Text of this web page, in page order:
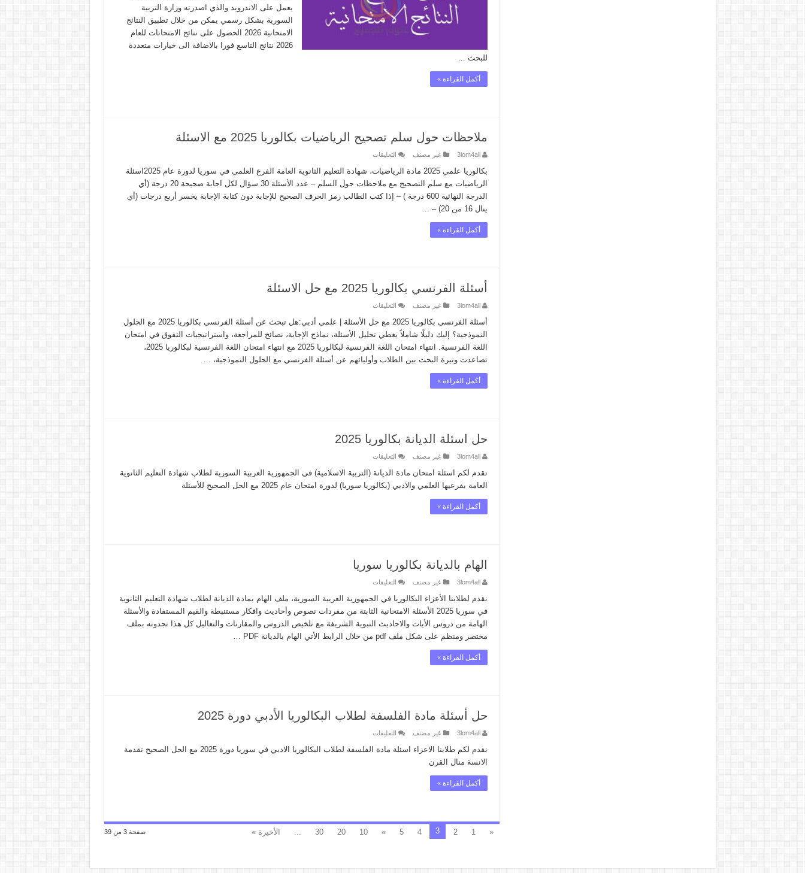
مغلقة
يعمل على الاندرويد والذي اصدرته وزارة التربية
السورية بشكل رسمي يمكن من خلال تطبيق النتائج
الامتحانية 2026 الحصول على نتائج الامتحانات للعام
2026 نتائج التاسع فورا بالاضافة الى خيارات متعددة
للبحث …
أكمل القراءة »
ملاحظات حول سلم تصحيح الرياضيات بكالوريا 2025 مع الاسئلة
3lom4all غير مصنف التعليقات
حول
تصحيح
الرياضيات
بكالوريا
بكالوريا علمي 2025 مادة الرياضيات، شهادة التعليم الثانوية العامة الفرع العلمي في سوريا لدورة عام 2025اسئلة
الرياضيات مع سلم التصحيح مع ملاحظات حول السلم – عدد الأسئلة 30 سؤال لكل اجابة صحيحة 20 درجة (أي
الدرجة النهائية 600 درجة ) – إذا كتب الطالب رمز الحرف الصحيح للإجابة دون كتابة الإجابة يخسر أربع درجات (أي
ينال 16 من 20) – …
أكمل القراءة »
أسئلة الفرنسي بكالوريا 2025 مع حل الاسئلة
3lom4all غير مصنف التعليقات
الفرنسي
بكالوريا
2025
مع
حل
الاسئلة
مغلقة
أسئلة الفرنسي بكالوريا 2025 مع حل الأسئلة | علمي أدبي:هل تبحث عن أسئلة الفرنسي بكالوريا 2025 مع الحلول
النموذجية؟ إليك دليلًا شاملاً يغطي تحليل الأسئلة، نماذج الإجابة، نصائح للمراجعة، واستراتيجيات التفوق في امتحان
اللغة الفرنسية. انتهاء امتحان اللغة الفرنسية لبكالوريا 2025 مع انتهاء امتحان اللغة الفرنسية لبكالوريا 2025،
تصاعدت وتيرة البحث بين الطلاب وأوليائهم عن أسئلة الفرنسي مع الحلول النموذجية، …
أكمل القراءة »
حل اسئلة الديانة بكالوريا 2025
3lom4all غير مصنف التعليقات
اسئلة
الديانة
بكالوريا
نقدم لكم اسئلة امتحان مادة الديانة (التربية الاسلامية) في الجمهورية العربية السورية لطلاب شهادة التعليم الثانوية
العامة بفرعيها العلمي والادبي (بكالوريا سوريا) لدورة امتحان عام 2025 مع الحل الصحيح للأسئلة
أكمل القراءة »
الهام بالديانة بكالوريا سوريا
3lom4all غير مصنف التعليقات
بالديانة
بكالوريا
سوريا
مغلقة
نقدم لطلابنا الأعزاء البكالوريا في الجمهورية العربية السورية، ملف الهام بمادة الديانة لطلاب شهادة التعليم الثانوية
في سوريا 2025 الأسئلة الامتحانية الثابتة من مفردات نصوص وأحاديث وافكار مستنبطة والقيم المستفادة والأسئلة
الهامة من دروس الأيات والاحاديث النبوية الشريفة مع تلخيص الدروس والمقارنات والتعاليل كل هذا تجدونه بملف
مختصر ومنظم على شكل ملف pdf من خلال الرابط الأتي الهام بالديانة PDF …
أكمل القراءة »
حل أسئلة مادة الفلسفة لطلاب البكالوريا الأدبي دورة 2025
3lom4all غير مصنف التعليقات
أسئلة
نقدم لكم طلابنا الاعزاء اسئلة مادة الفلسفة لطلاب البكالوريا الادبي في سوريا دورة 2025 مع الحل الصحيح تقدمة
الانسة منال القرن
أكمل القراءة »
صفحة 3 من 39 «
1
2
3
4
5
»
10
20
30
... الأخيرة »